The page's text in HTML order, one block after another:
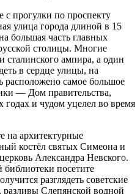
с прогулки по проспекту
улица города длиной в 15
большая часть главных
столицы. Многие
сталинского ампира, а один
в сердце улицы, на
расположено самое большое
— Дом правительства,
и чудом уцелел во время
на архитектурные
костёл святых Симеона и
Александра Невского.
посетите
разглядеть советские
разливы Слепянской водной